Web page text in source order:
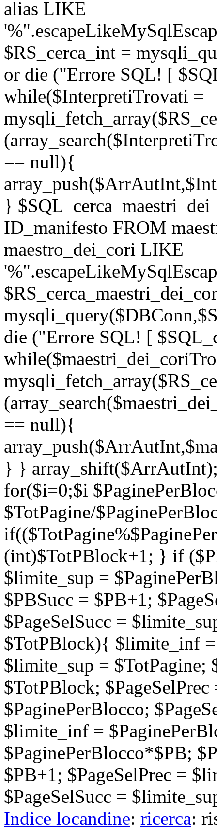
alias LIKE
$RS_cerca_int =
or die ("Errore SQL! [
while($InterpretiTrovati =
== null){
}
ID_manifesto FROM
maestro_dei_cori LIKE
die ("Errore SQL! [
== null){
} }
for($i=0;$i
$TotPagine/
(int)$TotPBlock+1; } if
$limite_sup =
$PBSucc = $PB+1;
$PageSelSucc =
$TotPBlock){ $limite_inf
$limite_sup = $TotPagine;
$TotPBlock;
$PaginePerBlocco;
$limite_inf =
$PaginePerBlocco*$PB;
$PB+1; $PageSelPrec =
$PageSelSucc =
Indice locandine: ricerca: